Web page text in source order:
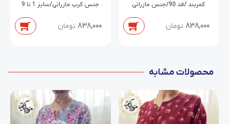
کمربند /قد 90/جنس مازراتی
838,000 تومان
جنس کرپ مازراتی/سایز 1 تا 9
838,000 تومان
محصولات مشابه